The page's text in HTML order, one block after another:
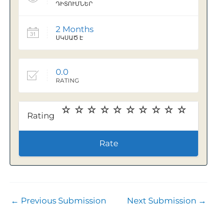
ԴԻՏՈՒՄՆԵՐ
2 Months
ՍԿՍԱԾ Է
0.0
RATING
Rating
Rate
← Previous Submission Next Submission →